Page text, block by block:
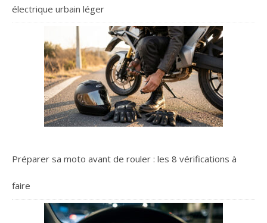
d'améliorer le confort
journées de travail. Avec
leur largeur de chaussure
11 et leur protection ESD,
ces chaussures s'adaptent
à de nombreux métiers où
la sécurité et le confort
doivent rester constants
tout au long de la
nous vous conseillons de
électrique urbain léger
Préparer sa moto avant de rouler : les 8 vérifications à
faire